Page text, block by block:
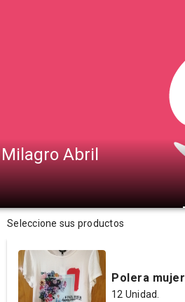
Milagro Abril
Seleccione sus productos
Polera mujer
12 Unidad.